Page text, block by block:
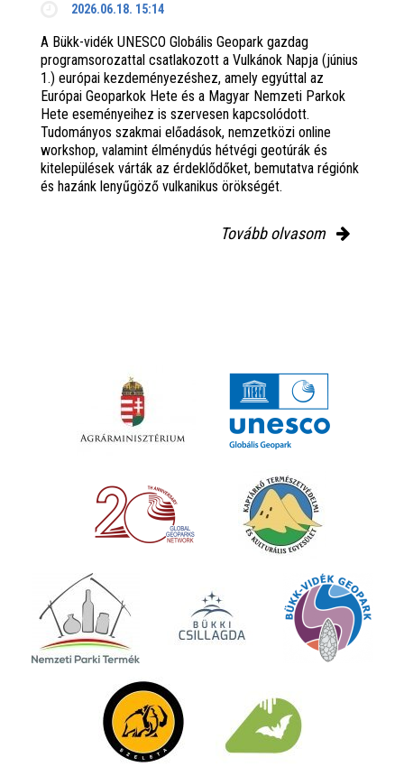
2026.06.18. 15:14
A Bükk-vidék UNESCO Globális Geopark gazdag
programsorozattal csatlakozott a Vulkánok Napja (június
1.) európai kezdeményezéshez, amely egyúttal az
Európai Geoparkok Hete és a Magyar Nemzeti Parkok
Hete eseményeihez is szervesen kapcsolódott.
Tudományos szakmai előadások, nemzetközi online
workshop, valamint élménydús hétvégi geotúrák és
kitelepülések várták az érdeklődőket, bemutatva régiónk
és hazánk lenyűgöző vulkanikus örökségét.
Tovább olvasom